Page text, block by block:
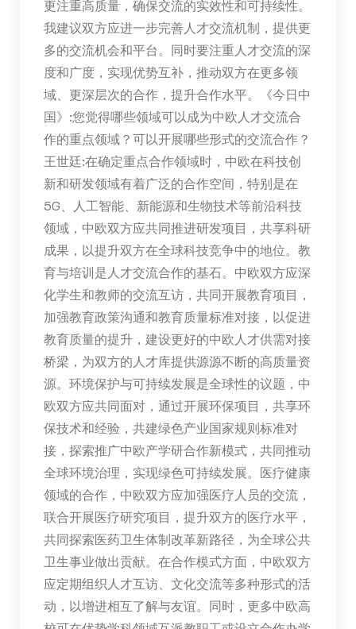
更注重高质量，确保交流的实效性和可持续性。
我建议双方应进一步完善人才交流机制，提供更
多的交流机会和平台。同时要注重人才交流的深
度和广度，实现优势互补，推动双方在更多领
域、更深层次的合作，提升合作水平。《今日中
国》:您觉得哪些领域可以成为中欧人才交流合
作的重点领域？可以开展哪些形式的交流合作？
王世廷:在确定重点合作领域时，中欧在科技创
新和研发领域有着广泛的合作空间，特别是在
5G、人工智能、新能源和生物技术等前沿科技
领域，中欧双方应共同推进研发项目，共享科研
成果，以提升双方在全球科技竞争中的地位。教
育与培训是人才交流合作的基石。中欧双方应深
化学生和教师的交流互访，共同开展教育项目，
加强教育政策沟通和教育质量标准对接，以促进
教育质量的提升，建设更好的中欧人才供需对接
桥梁，为双方的人才库提供源源不断的高质量资
源。环境保护与可持续发展是全球性的议题，中
欧双方应共同面对，通过开展环保项目，共享环
保技术和经验，共建绿色产业国家规则标准对
接，探索推广中欧产学研合作新模式，共同推动
全球环境治理，实现绿色可持续发展。医疗健康
领域的合作，中欧双方应加强医疗人员的交流，
联合开展医疗研究项目，提升双方的医疗水平，
共同探索医药卫生体制改革新路径，为全球公共
卫生事业做出贡献。在合作模式方面，中欧双方
应定期组织人才互访、文化交流等多种形式的活
动，以增进相互了解与友谊。同时，更多中欧高